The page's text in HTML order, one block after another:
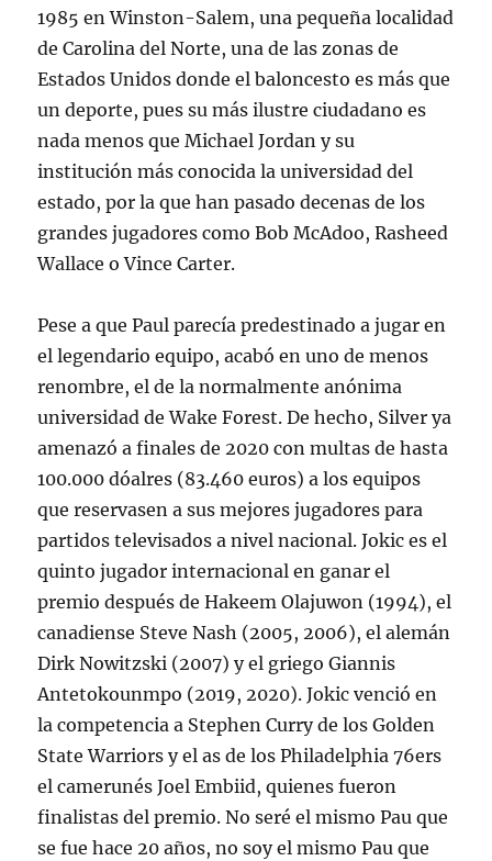
1985 en Winston-Salem, una pequeña localidad
de Carolina del Norte, una de las zonas de
Estados Unidos donde el baloncesto es más que
un deporte, pues su más ilustre ciudadano es
nada menos que Michael Jordan y su
institución más conocida la universidad del
estado, por la que han pasado decenas de los
grandes jugadores como Bob McAdoo, Rasheed
Wallace o Vince Carter.
Pese a que Paul parecía predestinado a jugar en
el legendario equipo, acabó en uno de menos
renombre, el de la normalmente anónima
universidad de Wake Forest. De hecho, Silver ya
amenazó a finales de 2020 con multas de hasta
100.000 dóalres (83.460 euros) a los equipos
que reservasen a sus mejores jugadores para
partidos televisados a nivel nacional. Jokic es el
quinto jugador internacional en ganar el
premio después de Hakeem Olajuwon (1994), el
canadiense Steve Nash (2005, 2006), el alemán
Dirk Nowitzski (2007) y el griego Giannis
Antetokounmpo (2019, 2020). Jokic venció en
la competencia a Stephen Curry de los Golden
State Warriors y el as de los Philadelphia 76ers
el camerunés Joel Embiid, quienes fueron
finalistas del premio. No seré el mismo Pau que
se fue hace 20 años, no soy el mismo Pau que